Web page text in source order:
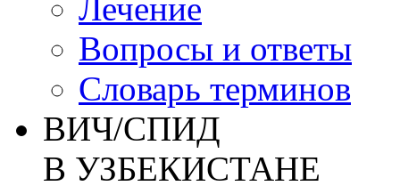
Лечение
Вопросы и ответы
Словарь терминов
ВИЧ/СПИД
В УЗБЕКИСТАНЕ